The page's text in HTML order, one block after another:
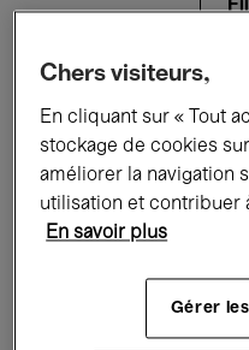
Tous les événements
Expositions
Rencontres & Débats
Musique électronique
Chers visiteurs,
En cliquant sur « Tout
stockage de cookies
améliorer la navigation
utilisation et contribuer
En savoir plus
Gérer